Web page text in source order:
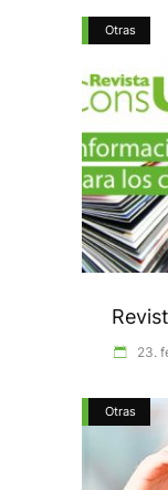
Otras
23.
Otras